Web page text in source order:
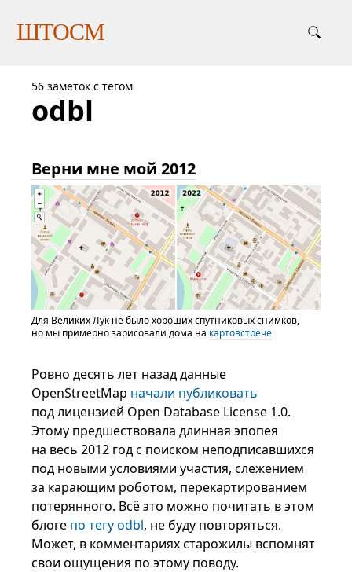
ШТОСМ
56 заметок с тегом
odbl
Верни мне мой 2012
Для Великих Лук не было хороших спутниковых снимков,
но мы примерно зарисовали дома на картовстрече
Ровно десять лет назад данные
OpenStreetMap начали публиковать
под лицензией Open Database License 1.0.
Этому предшествовала длинная эпопея
на весь 2012 год с поиском неподписавшихся
под новыми условиями участия, слежением
за карающим роботом, перекартированием
потерянного. Всё это можно почитать в этом
блоге по тегу odbl, не буду повторяться.
Может, в комментариях старожилы вспомнят
свои ощущения по этому поводу.